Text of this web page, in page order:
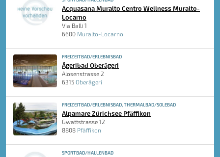
Acquasana Muralto Centro Wellness Muralto-
Locarno
Via Balli 1
6600 Muralto-Locarno
FREIZEITBAD/ERLEBNISBAD
Ägeribad Oberägeri
Alosenstrasse 2
6315 Oberägeri
FREIZEITBAD/ERLEBNISBAD, THERMALBAD/SOLEBAD
Alpamare Zürichsee Pfäffikon
Gwattstrasse 12
8808 Pfäffikon
SPORTBAD/HALLENBAD